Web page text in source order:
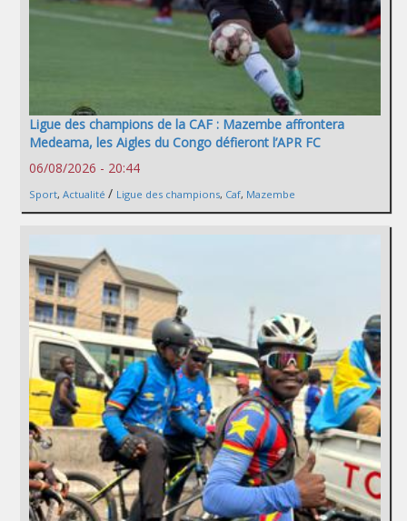
Ligue des champions de la CAF : Mazembe affrontera
Medeama, les Aigles du Congo défieront l’APR FC
06/08/2026 - 20:44
Sport, Actualité / Ligue des champions, Caf, Mazembe